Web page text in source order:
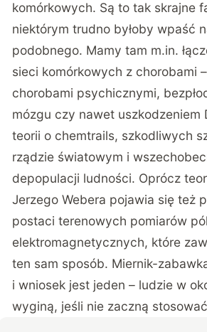
komórkowych. Są to tak skrajne
niektórym trudno byłoby wpaść
podobnego. Mamy tam m.in.
sieci komórkowych z chorobami
chorobami psychicznymi,
mózgu czy nawet uszkodzeniem
teorii o chemtrails, szkodliwych
rządzie światowym i
depopulacji ludności. Oprócz
Jerzego Webera pojawia się też
postaci terenowych pomiarów pól
elektromagnetycznych, które
ten sam sposób. Miernik-
i wniosek jest jeden – ludzie w
wyginą, jeśli nie zaczną